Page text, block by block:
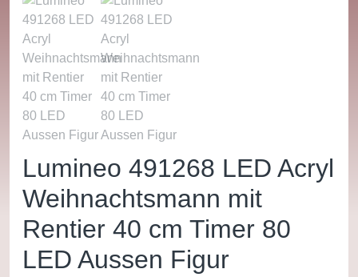
Lumineo 491268 LED Acryl
Weihnachtsmann mit
Rentier 40 cm Timer 80
LED Aussen Figur